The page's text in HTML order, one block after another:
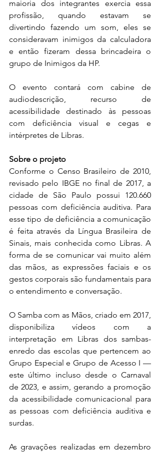
maioria dos integrantes exercia essa
profissão, quando estavam se
divertindo fazendo um som, eles se
consideravam inimigos da calculadora
e então fizeram dessa brincadeira o
grupo de Inimigos da HP.
O evento contará com cabine de
audiodescrição, recurso de
acessibilidade destinado às pessoas
com deficiência visual e cegas e
intérpretes de Libras.
Sobre o projeto
Conforme o Censo Brasileiro de 2010,
revisado pelo IBGE no final de 2017, a
cidade de São Paulo possui 120.660
pessoas com deficiência auditiva. Para
esse tipo de deficiência a comunicação
é feita através da Língua Brasileira de
Sinais, mais conhecida como Libras. A
forma de se comunicar vai muito além
das mãos, as expressões faciais e os
gestos corporais são fundamentais para
o entendimento e conversação.
O Samba com as Mãos, criado em 2017,
disponibiliza vídeos com a
interpretação em Libras dos sambas-
enredo das escolas que pertencem ao
Grupo Especial e Grupo de Acesso I —
este último incluso desde o Carnaval
de 2023, e assim, gerando a promoção
da acessibilidade comunicacional para
as pessoas com deficiência auditiva e
surdas.
As gravações realizadas em dezembro